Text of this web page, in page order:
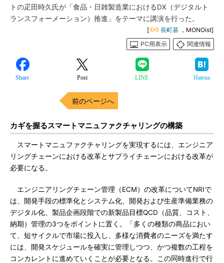
トの疋田時久氏が「食品・日雑製造業におけるDX（デジタルト
ランスフォーメーション）推進」をテーマに講演を行った。
[ 長町基 ，MONOist]
PC用表示
関連情報
Share Post LINE Hatena
前のページへ
カギを握るスマートマニュファクチャリングの構築
スマートマニュファクチャリングを実現するには、エンジニア
リングチェーンにおける改革とサプライチェーンにおける改革が
必要になる。
エンジニアリングチェーン管理（ECM）の改革についてNRIで
は、開発手段の標準化とシステム化、開発および生産準備業務の
デジタル化、製品企画段階での新製品目標QCD（品質、コスト、
納期）管理の3つをポイントに置く。「多くの種類の商品におい
て、短サイクルで市場に投入し、多様な消費者のニーズを満たす
には、開発スケジュールを確実に管理しつつ、かつ複数の工程を
コンカレントに進めていくことが必要となる。この同時進行で行